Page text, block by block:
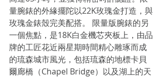
量腕錶的外緣擺陀以22K玫瑰金打造，與
玫瑰金錶殼完美配搭。 限量版腕錶的另
一個焦點，是18K白金機芯夾板上，由品
牌的工匠花近兩星期時間精心雕琢而成
的琉森城市風光，包括琉森的地標卡貝
爾廊橋（Chapel Bridge）以及湖上的天